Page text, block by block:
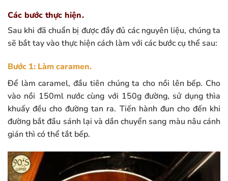
Các bước thực hiện.
Sau khi đã chuẩn bị được đầy đủ các nguyên liệu, chúng ta
sẽ bắt tay vào thực hiện cách làm với các bước cụ thể sau:
Bước 1: Làm caramen.
Để làm caramel, đầu tiên chúng ta cho nồi lên bếp. Cho
vào nồi 150ml nước cùng với 150g đường, sử dụng thìa
khuấy đều cho đường tan ra. Tiến hành đun cho đến khi
đường bắt đầu sánh lại và dần chuyển sang màu nâu cánh
gián thì có thể tắt bếp.